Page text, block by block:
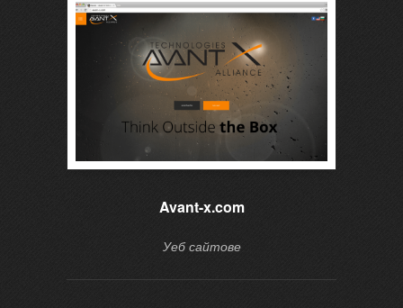
Avant-x.com
Уеб сайтове